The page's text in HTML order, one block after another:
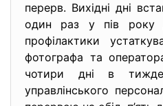
перерв. Вихідні дні
один раз у пів року
профілактики
фотографа та
чотири дні в
управлінського